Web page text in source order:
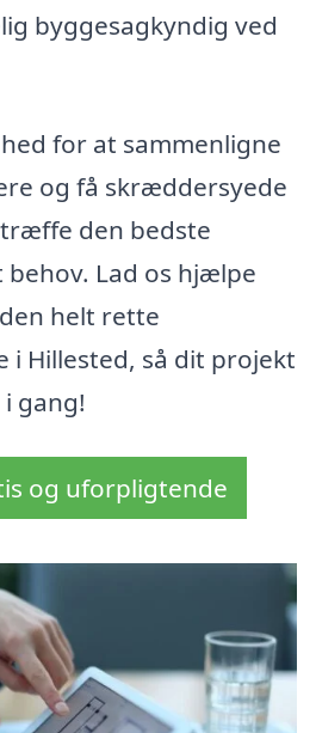
byggesagkyndig ved
for at sammenligne
og få skræddersyede
den bedste
Lad os hjælpe
helt rette
i Hillested, så dit projekt
gang!
og uforpligtende